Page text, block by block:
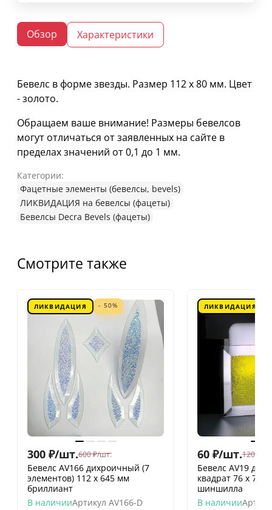
Обзор Характеристики
Бевелс в форме звезды. Размер 112 х 80 мм. Цвет
- золото.
Обращаем ваше внимание! Размеры бевелсов
могут отличаться от заявленных на сайте в
пределах значений от 0,1 до 1 мм.
Категории:
Фацетные элементы (бевелсы, bevels)
ЛИКВИДАЦИЯ на бевелсы (фацеты)
Бевелсы Decra Bevels (фацеты)
Смотрите также
ЛИКВИДАЦИЯ - 50%
300 ₽/шт.600 ₽/шт.
Бевелс AV166 дихроичный (7
элементов) 112 х 645 мм
бриллиант
В наличииАртикул AV166-D
ЛИКВИДАЦИЯ
60 ₽/шт.120
Бевелс AV19
квадрат 76 х 76
шиншилла
В наличии